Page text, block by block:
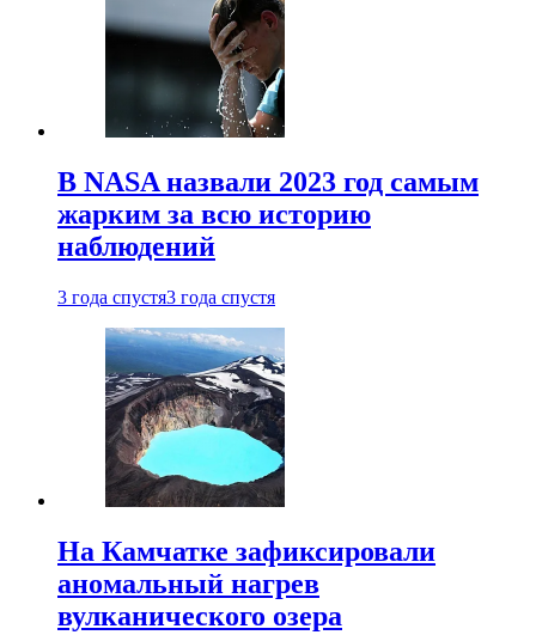
В NASA назвали 2023 год самым
жарким за всю историю
наблюдений
3 года спустя3 года спустя
На Камчатке зафиксировали
аномальный нагрев
вулканического озера